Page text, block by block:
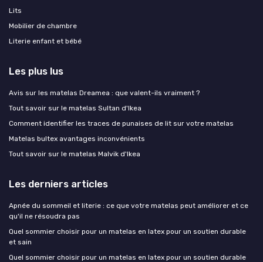
Lits
Mobilier de chambre
Literie enfant et bébé
Les plus lus
Avis sur les matelas Dreamea : que valent-ils vraiment ?
Tout savoir sur le matelas Sultan d'Ikea
Comment identifier les traces de punaises de lit sur votre matelas
Matelas bultex avantages inconvénients
Tout savoir sur le matelas Malvik d'Ikea
Les derniers articles
Apnée du sommeil et literie : ce que votre matelas peut améliorer et ce
qu'il ne résoudra pas
Quel sommier choisir pour un matelas en latex pour un soutien durable
et sain
Quel sommier choisir pour un matelas en latex pour un soutien durable